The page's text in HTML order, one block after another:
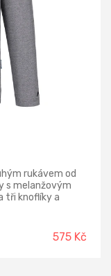
rukávem od
s melanžovým
tři knoflíky a
575 Kč